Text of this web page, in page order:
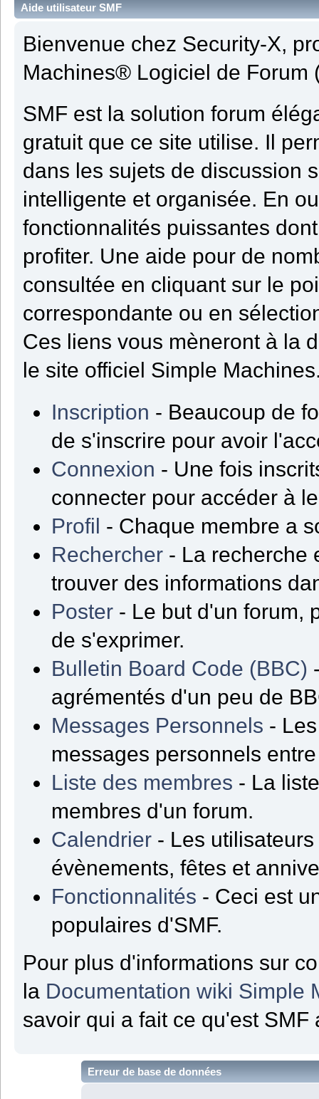
Aide utilisateur SMF
Bienvenue chez Security-X,
Machines® Logiciel de Forum
SMF est la solution forum
gratuit que ce site utilise. Il
dans les sujets de discussion
intelligente et organisée. En
fonctionnalités puissantes
profiter. Une aide pour de
consultée en cliquant sur le
correspondante ou en
Ces liens vous mèneront à la
le site officiel Simple
Inscription - Beaucoup de
de s'inscrire pour avoir
Connexion - Une fois
connecter pour accéder à
Profil - Chaque membre a
Rechercher - La recherche
trouver des informations
Poster - Le but d'un forum,
de s'exprimer.
Bulletin Board Code (BBC)
agrémentés d'un peu de
Messages Personnels -
messages personnels
Liste des membres - La
membres d'un forum.
Calendrier - Les
évènements, fêtes et
Fonctionnalités - Ceci est
populaires d'SMF.
Pour plus d'informations sur
la Documentation wiki Simple
savoir qui a fait ce qu'est SMF
Erreur de base de données